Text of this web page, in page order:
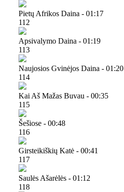
Pietų Afrikos Daina - 01:17
112
Apsivalymo Daina - 01:19
113
Naujosios Gvinėjos Daina - 01:20
114
Kai Aš Mažas Buvau - 00:35
115
Šešiose - 00:48
116
Girsteikiškių Katė - 00:41
117
Saulės Ašarėlės - 01:12
118